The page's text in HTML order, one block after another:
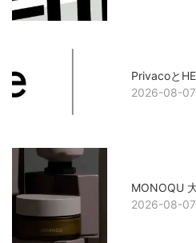
Privacoと
2026-08-
MONOQU
2026-08-